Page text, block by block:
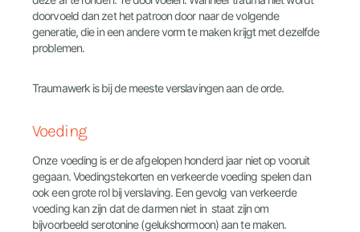
doorvoeld dan zet het patroon door naar de volgende
generatie, die in een andere vorm te maken krijgt met dezelfde
problemen.
Traumawerk is bij de meeste verslavingen aan de orde.
Voeding
Onze voeding is er de afgelopen honderd jaar niet op vooruit
gegaan. Voedingstekorten en verkeerde voeding spelen dan
ook een grote rol bij verslaving. Een gevolg van verkeerde
voeding kan zijn dat de darmen niet in staat zijn om
bijvoorbeeld serotonine (gelukshormoon) aan te maken.